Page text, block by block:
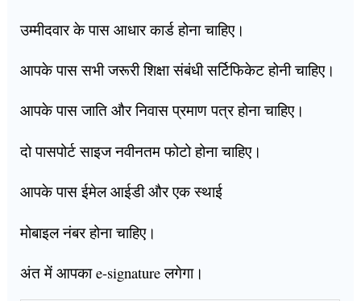
उम्मीदवार के पास आधार कार्ड होना चाहिए।
आपके पास सभी जरूरी शिक्षा संबंधी सर्टिफिकेट होनी चाहिए।
आपके पास जाति और निवास प्रमाण पत्र होना चाहिए।
दो पासपोर्ट साइज नवीनतम फोटो होना चाहिए।
आपके पास ईमेल आईडी और एक स्थाई
मोबाइल नंबर होना चाहिए।
अंत में आपका e-signature लगेगा।